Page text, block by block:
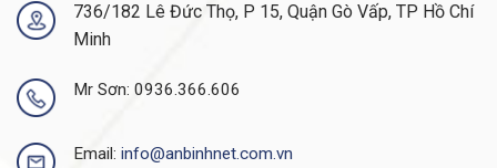
Dimensions
Weight
7.93 lb (3.6 kg)
flash)System memory: 1 GB (DDR3)
736/182 Lê Đức Thọ, P 15, Quận Gò Vấp, TP Hồ Chí
Minh
Mr Sơn: 0936.366.606
Email: info@anbinhnet.com.vn